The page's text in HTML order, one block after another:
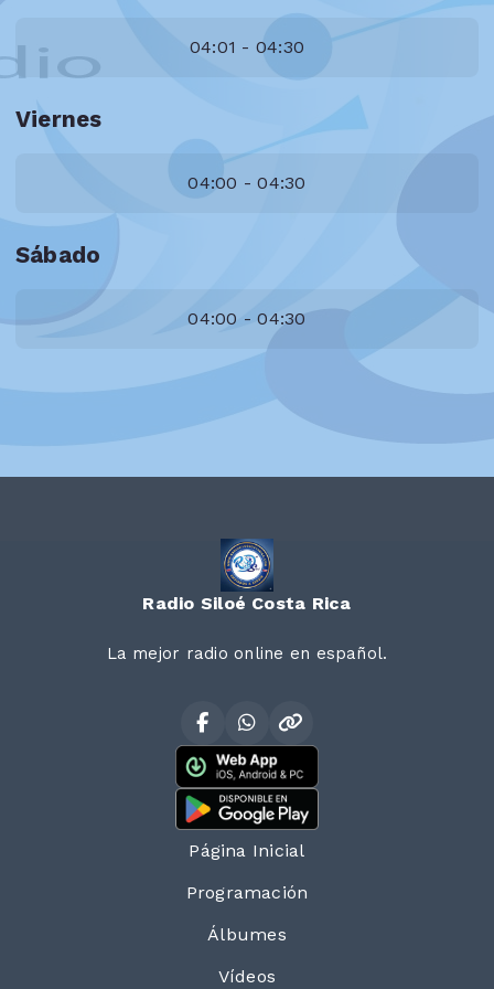
04:01 - 04:30
Viernes
04:00 - 04:30
Sábado
04:00 - 04:30
Radio Siloé Costa Rica
La mejor radio online en español.
Página Inicial
Programación
Álbumes
Vídeos